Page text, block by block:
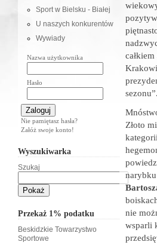
Sport w Bielsku - Białej
U naszych konkurentów
Wywiady
Nazwa użytkownika
Hasło
Nie pamiętasz hasła?
Załóż swoje konto!
Wyszukiwarka
Szukaj
Przekaż 1% podatku
Beskidzkie Towarzystwo
Sportowe
sezonu”.
Złoto
nie
wsparli